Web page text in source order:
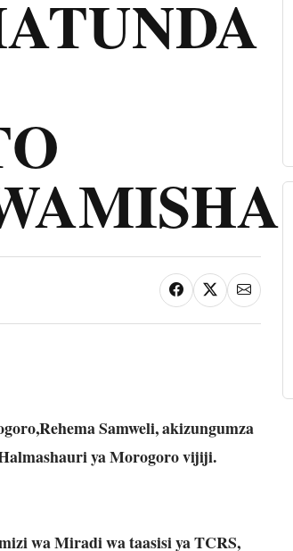
Samweli, akizungumza
ya Morogoro vijiji.
wa Miradi wa taasisi ya TCRS,